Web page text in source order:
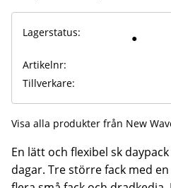
Lagerstatus
Artikelnr
Tillverkare
Visa alla produkter från New
En lätt och flexibel sk
dagar. Tre större fack med